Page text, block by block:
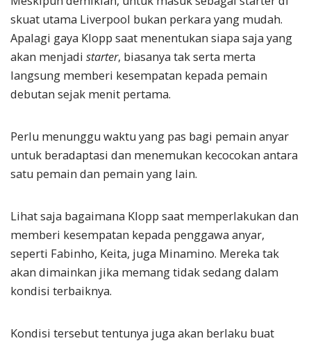
skuat utama Liverpool bukan perkara yang mudah.
Apalagi gaya Klopp saat menentukan siapa saja yang
akan menjadi starter, biasanya tak serta merta
langsung memberi kesempatan kepada pemain
debutan sejak menit pertama.
Perlu menunggu waktu yang pas bagi pemain anyar
untuk beradaptasi dan menemukan kecocokan antara
satu pemain dan pemain yang lain.
Lihat saja bagaimana Klopp saat memperlakukan dan
memberi kesempatan kepada penggawa anyar,
seperti Fabinho, Keita, juga Minamino. Mereka tak
akan dimainkan jika memang tidak sedang dalam
kondisi terbaiknya.
Kondisi tersebut tentunya juga akan berlaku buat